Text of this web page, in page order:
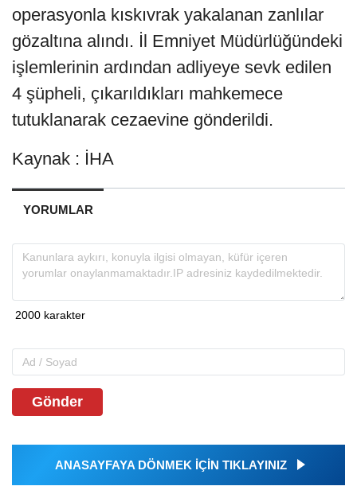
operasyonla kıskıvrak yakalanan zanlılar
gözaltına alındı. İl Emniyet Müdürlüğündeki
işlemlerinin ardından adliyeye sevk edilen
4 şüpheli, çıkarıldıkları mahkemece
tutuklanarak cezaevine gönderildi.
Kaynak : İHA
YORUMLAR
Gönder
ANASAYFAYA DÖNMEK İÇİN TIKLAYINIZ